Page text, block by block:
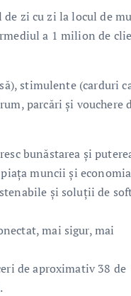
zi cu zi la locul de
a 1 milion de
stimulente (carduri
parcări și vouchere
bunăstarea și
muncii și economia
și soluții de
mai sigur, mai
de aproximativ 38 de